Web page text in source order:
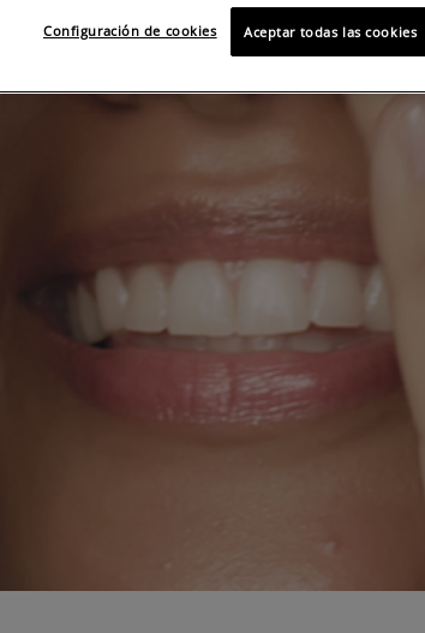
Aceptar todas las cookies
Configuración de cookies